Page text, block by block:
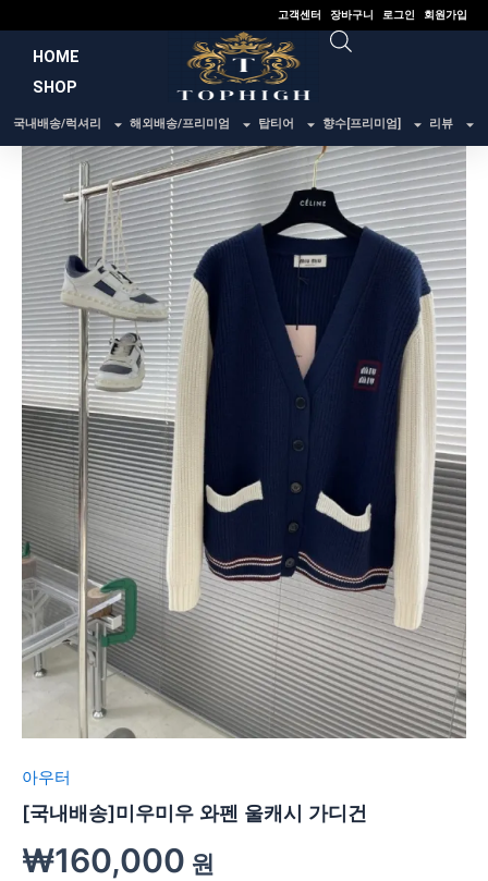
건
너
고객센터 장바구니 로그인 회원가입
HOME
SHOP
국내배송/럭셔리 해외배송/프리미엄 탑티어 향수[프리미엄] 리뷰
아우터
[국내배송]미우미우 와펜 울캐시 가디건
₩160,000 원